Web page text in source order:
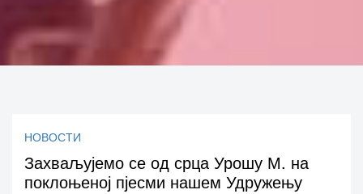
НОВОСТИ
Захваљујемо се од срца Урошу М. на
поклоњеној пјесми нашем Удружењу